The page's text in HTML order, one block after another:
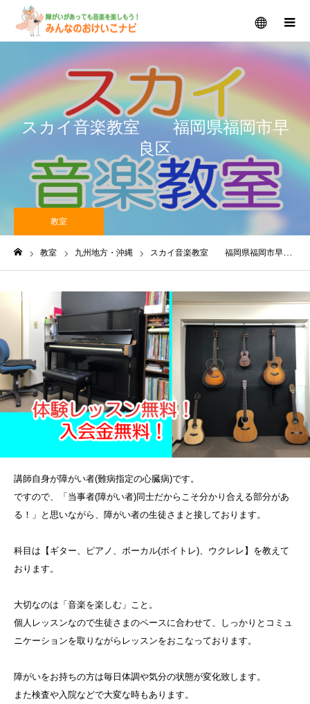
メニュー
スカイ音楽教室 福岡県福岡市早
良区
教室
教室 九州地方・沖縄 スカイ音楽教室 福岡県福岡市早良区
講師自身が障がい者(難病指定の心臓病)です。
ですので、「当事者(障がい者)同士だからこそ分かり合える部分があ
る！」と思いながら、障がい者の生徒さまと接しております。
科目は【ギター、ピアノ、ボーカル(ボイトレ)、ウクレレ】を教えて
おります。
大切なのは「音楽を楽しむ」こと。
個人レッスンなので生徒さまのペースに合わせて、しっかりとコミュ
ニケーションを取りながらレッスンをおこなっております。
障がいをお持ちの方は毎日体調や気分の状態が変化致します。
また検査や入院などで大変な時もあります。